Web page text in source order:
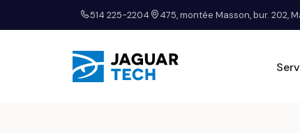
514 225-2204 475, montée Masson, bur. 202,